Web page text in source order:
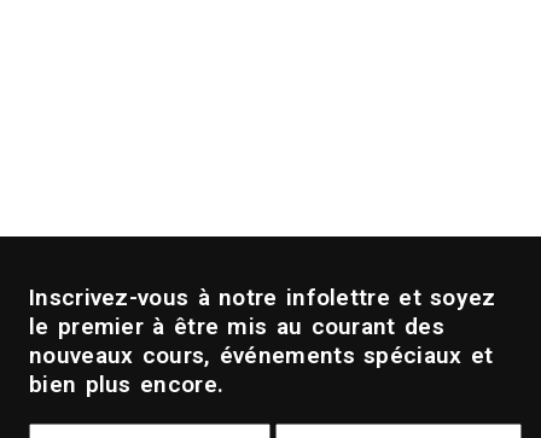
Inscrivez-vous à notre infolettre et soyez
le premier à être mis au courant des
nouveaux cours, événements spéciaux et
bien plus encore.